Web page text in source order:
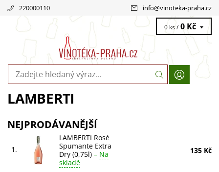
220000110 info@vinoteka-praha.cz
0 ks / 0 Kč
LAMBERTI
NEJPRODÁVANĚJŠÍ
1.
LAMBERTI Rosé
Spumante Extra
Dry (0,75l) – Na
skladě
135 Kč